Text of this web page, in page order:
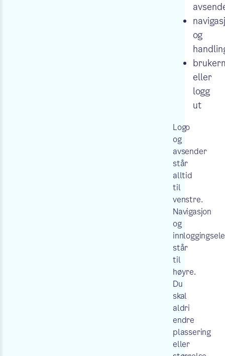
og
eller
logg
ut
Logo
og
avsender
står
alltid
til
venstre.
Navigasjon
og
står
til
høyre.
Du
skal
aldri
endre
plassering
eller